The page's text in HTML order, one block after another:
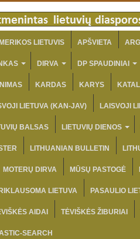
LIETUVIS APŠVIETA
DIRVA DP SPAUDINIAI
KARDAS KARYS
LIETUVA (KAN-JAV) LAISVOJI
BALSAS LIETUVIŲ DIENOS
LITHUANIAN BULLETIN
MOTERŲ DIRVA MŪSŲ PASTOGĖ
LIETUVA PASAULIO
AIDAI TĖVIŠKĖS ŽIBURIAI
SEARCH